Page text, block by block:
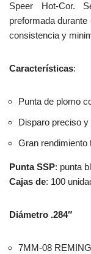
Speer Hot-Cor.
preformada
consistencia y
Características:
Punta de plomo
Disparo preciso
Gran rendimiento
Punta SSP: punta
Cajas de: 100
Diámetro .284″
7MM-08